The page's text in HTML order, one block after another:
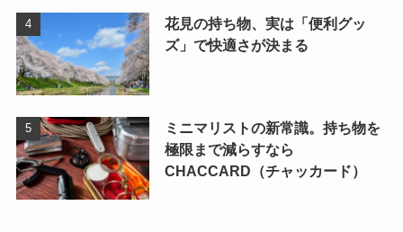
花見の持ち物、実は「便利グッ
ズ」で快適さが決まる
ミニマリストの新常識。持ち物を
極限まで減らすなら
CHACCARD（チャッカード）